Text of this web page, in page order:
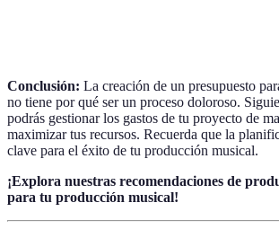
Conclusión: La creación de un presupuesto
no tiene por qué ser un proceso doloroso.
podrás gestionar los gastos de tu proyecto de
maximizar tus recursos. Recuerda que la
clave para el éxito de tu producción musical.
¡Explora nuestras recomendaciones de
para tu producción musical!